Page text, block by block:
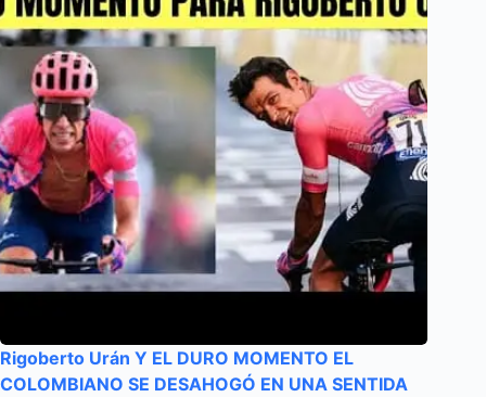
Rigoberto Urán Y EL DURO MOMENTO EL
COLOMBIANO SE DESAHOGÓ EN UNA SENTIDA